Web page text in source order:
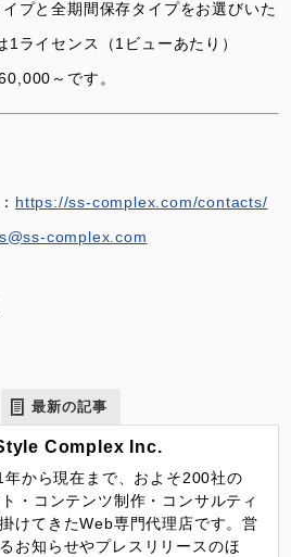
プと全期間保存タイプをお選びいた
ライセンス（1ビューあたり）
～です。
https://ss-complex.com/contacts/
complex.com
最新の記事
Complex Inc.
から現在まで、およそ200社の
・コンテンツ制作・コンサルティ
けてきたWeb専門代理店です。営
お知らせやプレスリリースのほ